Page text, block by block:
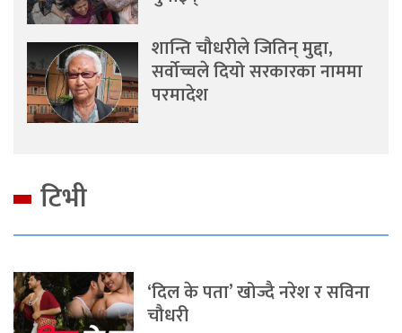
शान्ति चौधरीले जितिन् मुद्दा,
सर्वोच्चले दियो सरकारका नाममा
परमादेश
टिभी
‘दिल के पता’ खोज्दै नरेश र सविना
चौधरी